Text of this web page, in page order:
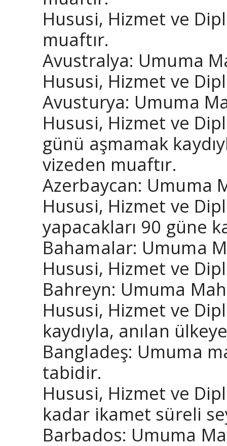
Hususi, Hizmet ve
muaftır.
Avustralya: Umuma
Hususi, Hizmet ve
Avusturya: Umuma
Hususi, Hizmet ve
günü aşmamak
vizeden muaftır.
Azerbaycan: Umuma
Hususi, Hizmet ve
yapacakları 90 güne
Bahamalar: Umuma
Hususi, Hizmet ve
Bahreyn: Umuma
Hususi, Hizmet ve
kaydıyla, anılan
Bangladeş: Umuma
tabidir.
Hususi, Hizmet ve
kadar ikamet süreli
Barbados: Umuma